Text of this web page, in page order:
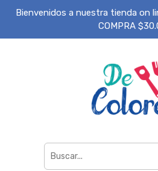
Bienvenidos a nuestra tienda on
COMPRA